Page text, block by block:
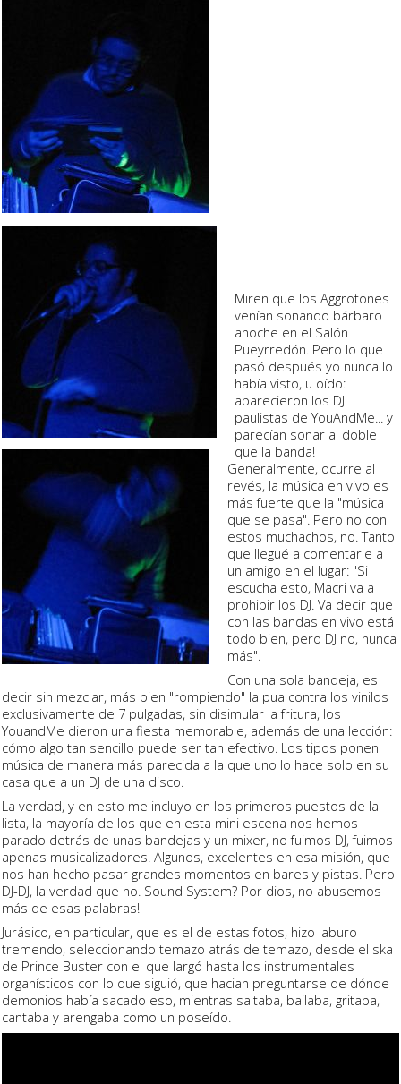
Miren que los Aggrotones
venían sonando bárbaro
anoche en el Salón
Pueyrredón. Pero lo que
pasó después yo nunca lo
había visto, u oído:
aparecieron los DJ
paulistas de YouAndMe... y
parecían sonar al doble
que la banda!
Generalmente, ocurre al
revés, la música en vivo es
más fuerte que la "música
que se pasa". Pero no con
estos muchachos, no. Tanto
que llegué a comentarle a
un amigo en el lugar: "Si
escucha esto, Macri va a
prohibir los DJ. Va decir que
con las bandas en vivo está
todo bien, pero DJ no, nunca
más".
Con una sola bandeja, es
decir sin mezclar, más bien "rompiendo" la pua contra los vinilos
exclusivamente de 7 pulgadas, sin disimular la fritura, los
YouandMe dieron una fiesta memorable, además de una lección:
cómo algo tan sencillo puede ser tan efectivo. Los tipos ponen
música de manera más parecida a la que uno lo hace solo en su
casa que a un DJ de una disco.
La verdad, y en esto me incluyo en los primeros puestos de la
lista, la mayoría de los que en esta mini escena nos hemos
parado detrás de unas bandejas y un mixer, no fuimos DJ, fuimos
apenas musicalizadores. Algunos, excelentes en esa misión, que
nos han hecho pasar grandes momentos en bares y pistas. Pero
DJ-DJ, la verdad que no. Sound System? Por dios, no abusemos
más de esas palabras!
Jurásico, en particular, que es el de estas fotos, hizo laburo
tremendo, seleccionando temazo atrás de temazo, desde el ska
de Prince Buster con el que largó hasta los instrumentales
organísticos con lo que siguió, que hacian preguntarse de dónde
demonios había sacado eso, mientras saltaba, bailaba, gritaba,
cantaba y arengaba como un poseído.